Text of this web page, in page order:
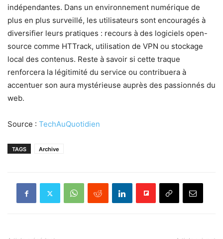
indépendantes. Dans un environnement numérique de
plus en plus surveillé, les utilisateurs sont encouragés à
diversifier leurs pratiques : recours à des logiciels open-
source comme HTTrack, utilisation de VPN ou stockage
local des contenus. Reste à savoir si cette traque
renforcera la légitimité du service ou contribuera à
accentuer son aura mystérieuse auprès des passionnés du
web.
Source : TechAuQuotidien
TAGS Archive